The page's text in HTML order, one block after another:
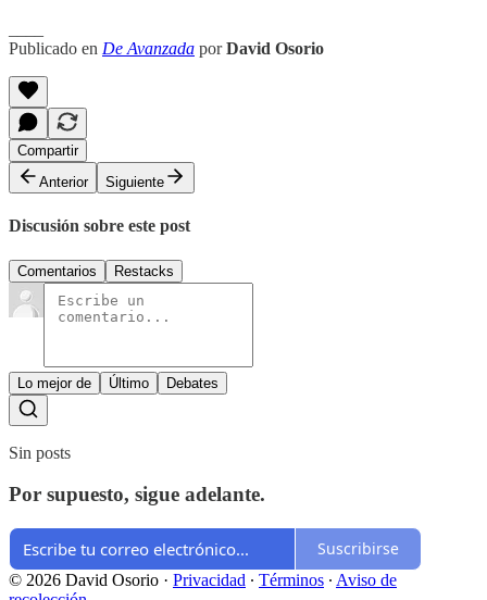
Publicado en De Avanzada porDavid Osorio
Compartir
Anterior
Siguiente
Discusión sobre este post
Comentarios Restacks
Lo mejor de Último Debates
Sin posts
Por supuesto, sigue adelante.
Suscribirse
© 2026 David Osorio · Privacidad ∙ Términos ∙ Aviso de